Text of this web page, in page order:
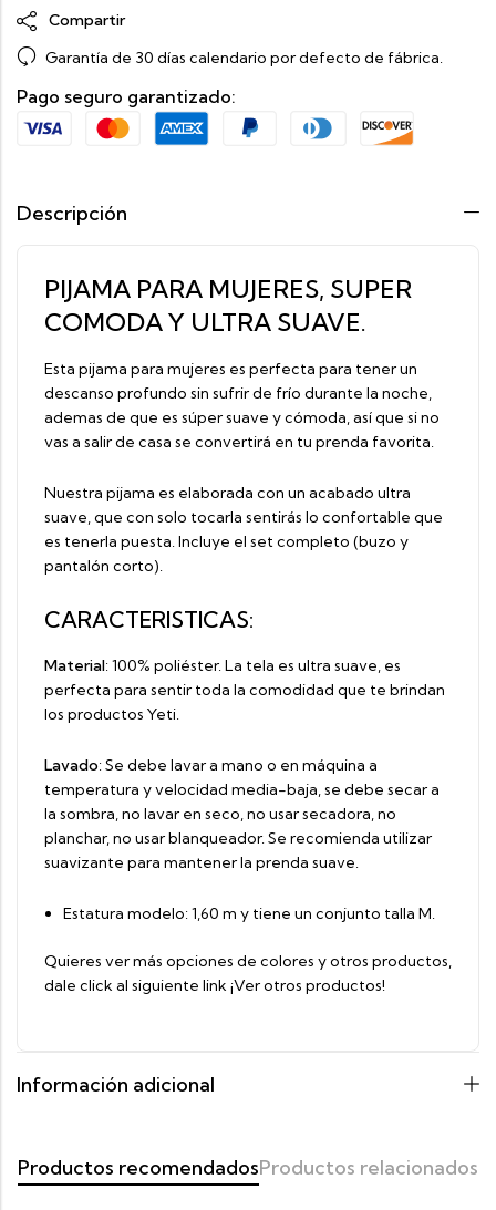
Compartir
Garantía de 30 días calendario por defecto de fábrica.
Pago seguro garantizado:
Descripción
PIJAMA PARA MUJERES, SUPER
COMODA Y ULTRA SUAVE.
Esta pijama para mujeres es perfecta para tener un
descanso profundo sin sufrir de frío durante la noche,
ademas de que es súper suave y cómoda, así que si no
vas a salir de casa se convertirá en tu prenda favorita.
Nuestra pijama es elaborada con un acabado ultra
suave, que con solo tocarla sentirás lo confortable que
es tenerla puesta. Incluye el set completo (buzo y
pantalón corto).
CARACTERISTICAS:
Material: 100% poliéster. La tela es ultra suave, es
perfecta para sentir toda la comodidad que te brindan
los productos Yeti.
Lavado: Se debe lavar a mano o en máquina a
temperatura y velocidad media-baja, se debe secar a
la sombra, no lavar en seco, no usar secadora, no
planchar, no usar blanqueador. Se recomienda utilizar
suavizante para mantener la prenda suave.
Estatura modelo: 1,60 m y tiene un conjunto talla M.
Quieres ver más opciones de colores y otros productos,
dale click al siguiente link ¡Ver otros productos!
Información adicional
Productos recomendadosProductos relacionados